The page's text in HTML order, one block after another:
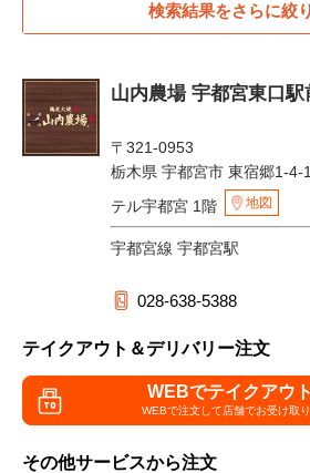
検索結果をさらに絞
山内農場 宇都宮東口駅
〒321-0953
栃木県 宇都宮市 東宿郷1-4-
テル宇都宮 1階
地図
宇都宮線 宇都宮駅
028-638-5388
テイクアウト＆デリバリー注文
WEBでテイクアウ
WEBで注文して店舗でお受け取
その他サービスから注文